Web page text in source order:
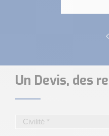
Un Devis, des